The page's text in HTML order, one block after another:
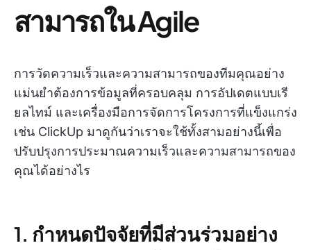
สามารถใน Agile
การวัดความเร็วและความสามารถของทีมคุณอย่าง
แม่นยำต้องการข้อมูลที่ครอบคลุม การอัปเดตแบบเรี
ยลไทม์ และเครื่องมือการจัดการโครงการที่แข็งแกร่ง
เช่น ClickUp มาดูกันว่าเราจะใช้ทั้งสามอย่างนี้เพื่อ
ปรับปรุงการประมาณความเร็วและความสามารถของ
คุณได้อย่างไร
1. กำหนดปัจจัยที่มีส่วนร่วมอย่าง